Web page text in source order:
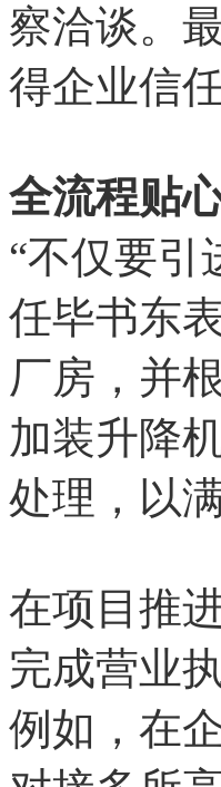
察洽谈。
得企业信任
全流程贴
“不仅要引
任毕书东
厂房，并
加装升降
处理，以
在项目推
完成营业
例如，在